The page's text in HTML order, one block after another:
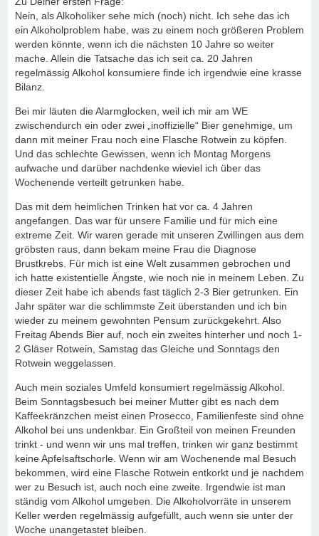
Nein, als Alkoholiker sehe mich (noch) nicht. Ich sehe das ich
ein Alkoholproblem habe, was zu einem noch größeren Problem
werden könnte, wenn ich die nächsten 10 Jahre so weiter
mache. Allein die Tatsache das ich seit ca. 20 Jahren
regelmässig Alkohol konsumiere finde ich irgendwie eine krasse
Bilanz.
Bei mir läuten die Alarmglocken, weil ich mir am WE
zwischendurch ein oder zwei „inoffizielle“ Bier genehmige, um
dann mit meiner Frau noch eine Flasche Rotwein zu köpfen.
Und das schlechte Gewissen, wenn ich Montag Morgens
aufwache und darüber nachdenke wieviel ich über das
Wochenende verteilt getrunken habe.
Das mit dem heimlichen Trinken hat vor ca. 4 Jahren
angefangen. Das war für unsere Familie und für mich eine
extreme Zeit. Wir waren gerade mit unseren Zwillingen aus dem
gröbsten raus, dann bekam meine Frau die Diagnose
Brustkrebs. Für mich ist eine Welt zusammen gebrochen und
ich hatte existentielle Ängste, wie noch nie in meinem Leben. Zu
dieser Zeit habe ich abends fast täglich 2-3 Bier getrunken. Ein
Jahr später war die schlimmste Zeit überstanden und ich bin
wieder zu meinem gewohnten Pensum zurückgekehrt. Also
Freitag Abends Bier auf, noch ein zweites hinterher und noch 1-
2 Gläser Rotwein, Samstag das Gleiche und Sonntags den
Rotwein weggelassen.
Auch mein soziales Umfeld konsumiert regelmässig Alkohol.
Beim Sonntagsbesuch bei meiner Mutter gibt es nach dem
Kaffeekränzchen meist einen Prosecco, Familienfeste sind ohne
Alkohol bei uns undenkbar. Ein Großteil von meinen Freunden
trinkt - und wenn wir uns mal treffen, trinken wir ganz bestimmt
keine Apfelsaftschorle. Wenn wir am Wochenende mal Besuch
bekommen, wird eine Flasche Rotwein entkorkt und je nachdem
wer zu Besuch ist, auch noch eine zweite. Irgendwie ist man
ständig vom Alkohol umgeben. Die Alkoholvorräte in unserem
Keller werden regelmässig aufgefüllt, auch wenn sie unter der
Woche unangetastet bleiben.